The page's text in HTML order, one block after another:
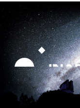
Strumenti
personali
Salta
contenuti.
|
Salta
alla
navigazione
Ricerca
avanzata…